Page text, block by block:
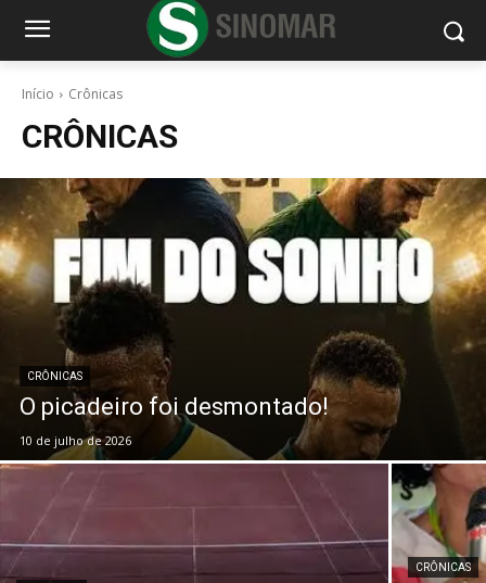
Início Crônicas
CRÔNICAS
CRÔNICAS
O picadeiro foi desmontado!
10 de julho de 2026
CRÔNICAS